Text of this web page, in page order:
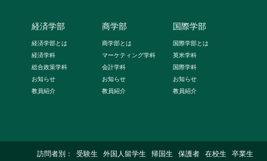
訪問者別： 受験生 外国人留学生 帰国生 保護者 在校生 卒業生
経済学部
経済学部とは
経済学科
総合政策学科
お知らせ
教員紹介
商学部
商学部とは
マーケティング学科
会計学科
お知らせ
教員紹介
国際学部
国際学部とは
英米学科
国際学科
お知らせ
教員紹介